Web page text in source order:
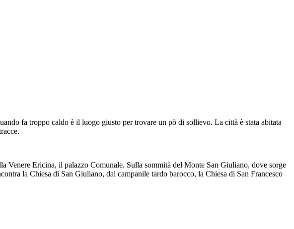
fa troppo caldo è il luogo giusto per trovare un pò di sollievo. La città è stata abitata
Venere Ericina, il palazzo Comunale. Sulla sommità del Monte San Giuliano, dove sorge
la Chiesa di San Giuliano, dal campanile tardo barocco, la Chiesa di San Francesco